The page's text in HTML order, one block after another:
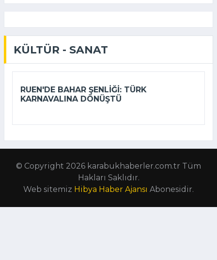
KÜLTÜR - SANAT
RUEN'DE BAHAR ŞENLIĞI: TÜRK
KARNAVALINA DÖNÜŞTÜ
© Copyright 2026 karabukhaberler.com.tr Tüm
Hakları Saklıdır.
Web sitemiz Hibya Haber Ajansı Abonesidir.